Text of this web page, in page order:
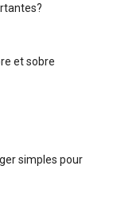
et sobre
simples pour